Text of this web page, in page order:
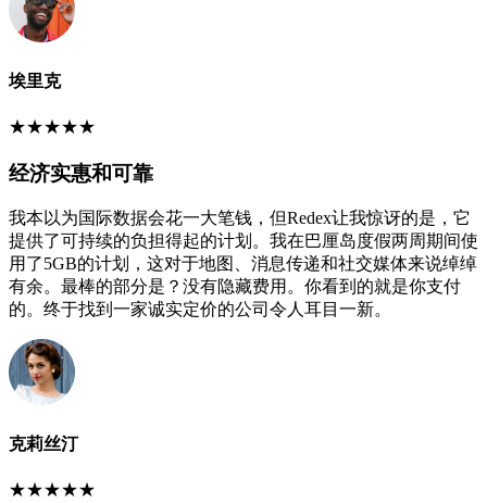
埃里克
★★★★★
经济实惠和可靠
我本以为国际数据会花一大笔钱，但Redex让我惊讶的是，它
提供了可持续的负担得起的计划。我在巴厘岛度假两周期间使
用了5GB的计划，这对于地图、消息传递和社交媒体来说绰绰
有余。最棒的部分是？没有隐藏费用。你看到的就是你支付
的。终于找到一家诚实定价的公司令人耳目一新。
克莉丝汀
★★★★★